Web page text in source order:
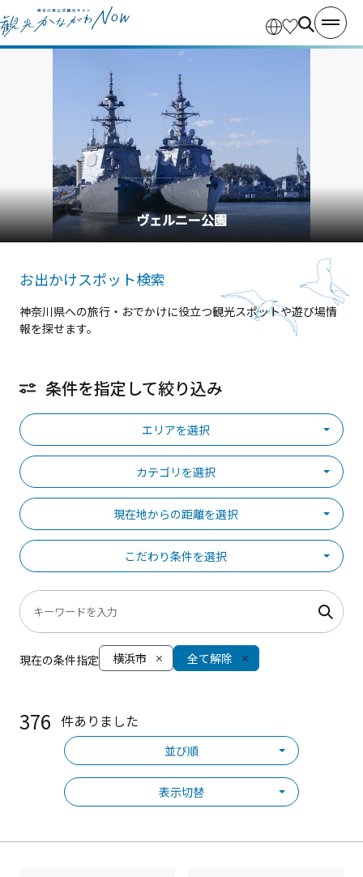
横浜中華街
お出かけスポット検索
神奈川県への旅行・おでかけに役立つ観光スポットや遊び場情
報を探せます。
条件を指定して絞り込み
エリアを選択
カテゴリを選択
現在地からの距離を選択
こだわり条件を選択
現在の条件指定 横浜市 全て解除
376 件ありました
並び順
表示切替